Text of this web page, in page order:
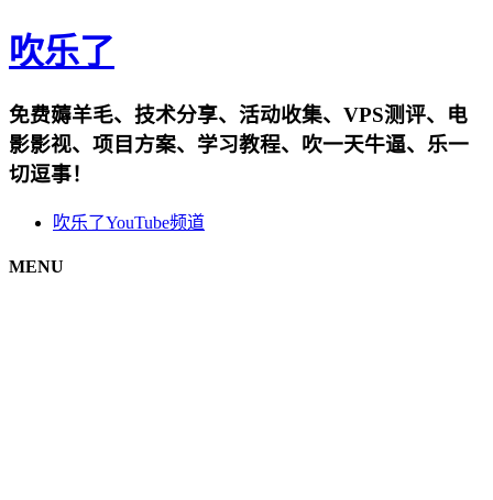
吹乐了
免费薅羊毛、技术分享、活动收集、VPS测评、电
影影视、项目方案、学习教程、吹一天牛逼、乐一
切逗事！
吹乐了YouTube频道
MENU